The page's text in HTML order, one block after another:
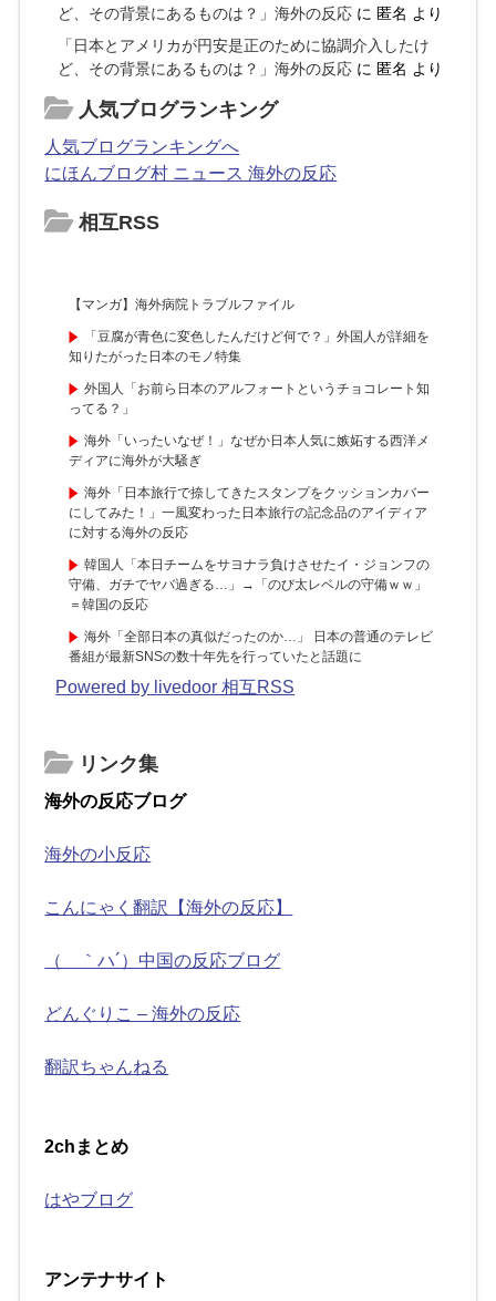
ど、その背景にあるものは？」海外の反応 に匿名 より
「日本とアメリカが円安是正のために協調介入したけ
ど、その背景にあるものは？」海外の反応 に匿名 より
人気ブログランキング
人気ブログランキングへ
にほんブログ村 ニュース 海外の反応
相互RSS
【マンガ】海外病院トラブルファイル
「豆腐が青色に変色したんだけど何で？」外国人が詳細を
知りたがった日本のモノ特集
外国人「お前ら日本のアルフォートというチョコレート知
ってる？」
海外「いったいなぜ！」なぜか日本人気に嫉妬する西洋メ
ディアに海外が大騒ぎ
海外「日本旅行で捺してきたスタンプをクッションカバー
にしてみた！」一風変わった日本旅行の記念品のアイディア
に対する海外の反応
韓国人「本日チームをサヨナラ負けさせたイ・ジョンフの
守備、ガチでヤバ過ぎる…」→「のび太レベルの守備ｗｗ」
＝韓国の反応
海外「全部日本の真似だったのか…」 日本の普通のテレビ
番組が最新SNSの数十年先を行っていたと話題に
Powered by livedoor 相互RSS
リンク集
海外の反応ブログ
海外の小反応
こんにゃく翻訳【海外の反応】
（ ｀ハ´）中国の反応ブログ
どんぐりこ – 海外の反応
翻訳ちゃんねる
2chまとめ
はやブログ
アンテナサイト